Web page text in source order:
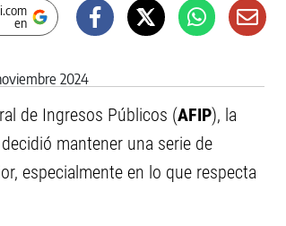
en
de Ingresos Públicos (AFIP), la
mantener una serie de
especialmente en lo que respecta